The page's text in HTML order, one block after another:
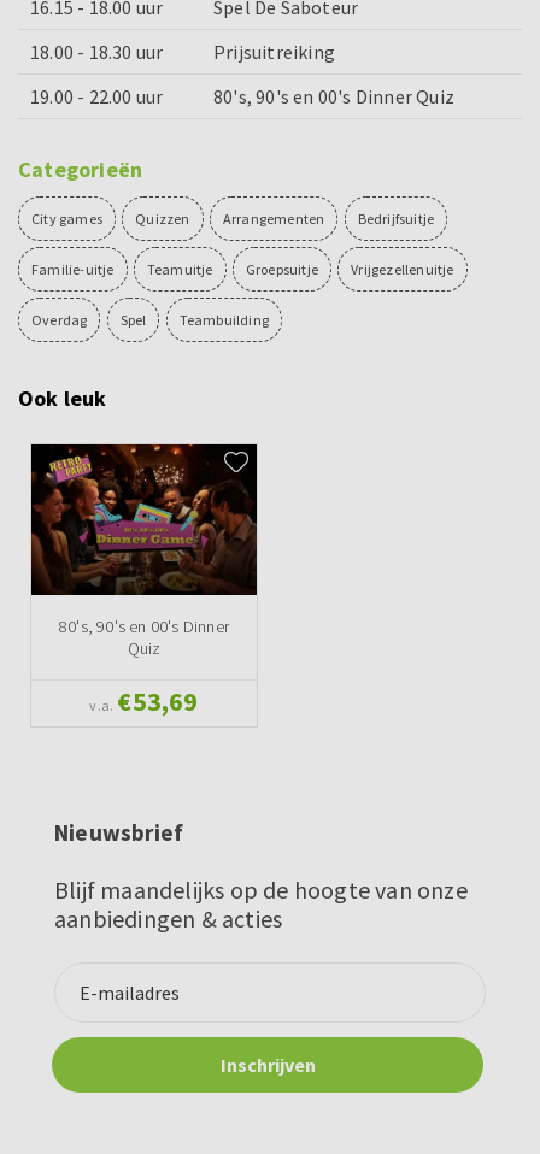
16.15 - 18.00 uur
Spel De Saboteur
18.00 - 18.30 uur
Prijsuitreiking
19.00 - 22.00 uur
80's, 90's en 00's Dinner Quiz
Categorieën
City games Quizzen Arrangementen Bedrijfsuitje
Familie-uitje Teamuitje Groepsuitje Vrijgezellenuitje
Overdag Spel Teambuilding
Ook leuk
80's, 90's en 00's Dinner
Quiz
v.a. €53,69
Nieuwsbrief
Blijf maandelijks op de hoogte van onze
aanbiedingen & acties